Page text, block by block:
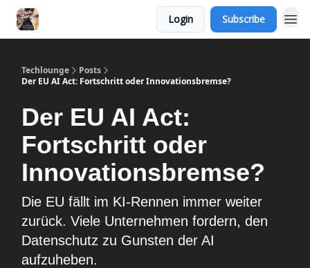
Login Subscribe
Techlounge
Posts
Der EU AI Act: Fortschritt oder Innovationsbremse?
Der EU AI Act:
Fortschritt oder
Innovationsbremse?
Die EU fällt im KI-Rennen immer weiter
zurück. Viele Unternehmen fordern, den
Datenschutz zu Gunsten der AI
aufzuheben.